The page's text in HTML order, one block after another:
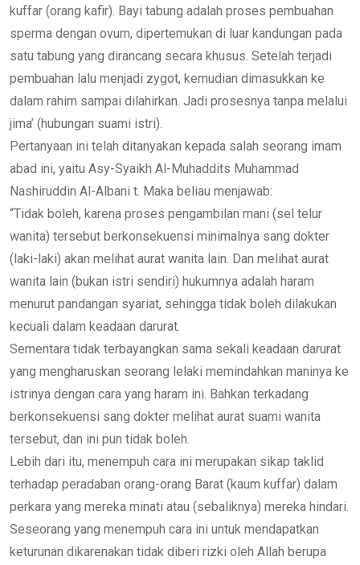
kuffar (orang kafir). Bayi tabung adalah proses pembuahan
sperma dengan ovum, dipertemukan di luar kandungan pada
satu tabung yang dirancang secara khusus. Setelah terjadi
pembuahan lalu menjadi zygot, kemudian dimasukkan ke
dalam rahim sampai dilahirkan. Jadi prosesnya tanpa melalui
jima’ (hubungan suami istri).
Pertanyaan ini telah ditanyakan kepada salah seorang imam
abad ini, yaitu Asy-Syaikh Al-Muhaddits Muhammad
Nashiruddin Al-Albani t. Maka beliau menjawab:
“Tidak boleh, karena proses pengambilan mani (sel telur
wanita) tersebut berkonsekuensi minimalnya sang dokter
(laki-laki) akan melihat aurat wanita lain. Dan melihat aurat
wanita lain (bukan istri sendiri) hukumnya adalah haram
menurut pandangan syariat, sehingga tidak boleh dilakukan
kecuali dalam keadaan darurat.
Sementara tidak terbayangkan sama sekali keadaan darurat
yang mengharuskan seorang lelaki memindahkan maninya ke
istrinya dengan cara yang haram ini. Bahkan terkadang
berkonsekuensi sang dokter melihat aurat suami wanita
tersebut, dan ini pun tidak boleh.
Lebih dari itu, menempuh cara ini merupakan sikap taklid
terhadap peradaban orang-orang Barat (kaum kuffar) dalam
perkara yang mereka minati atau (sebaliknya) mereka hindari.
Seseorang yang menempuh cara ini untuk mendapatkan
keturunan dikarenakan tidak diberi rizki oleh Allah berupa